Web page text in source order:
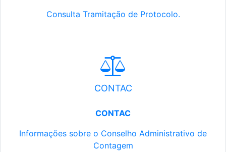
Consulta Tramitação de Protocolo.
CONTAC
CONTAC
Informações sobre o Conselho Administrativo de
Contagem